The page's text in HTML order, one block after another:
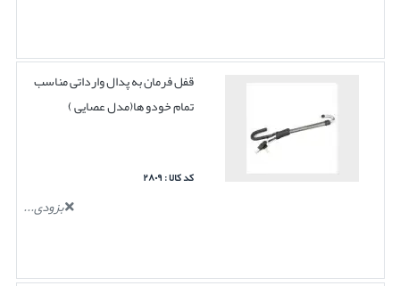
قفل فرمان به پدال وارداتی مناسب
تمام خودو ها(مدل عصایی )
کد کالا : ۲۸۰۹
بزودی...